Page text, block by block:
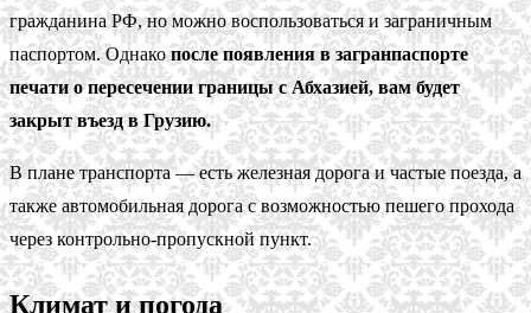
гражданина РФ, но можно воспользоваться и заграничным
паспортом. Однакопосле появления в загранпаспорте
печати о пересечении границы с Абхазией, вам будет
закрыт въезд в Грузию.
В плане транспорта — есть железная дорога и частые поезда, а
также автомобильная дорога с возможностью пешего прохода
через контрольно-пропускной пункт.
Климат и погода